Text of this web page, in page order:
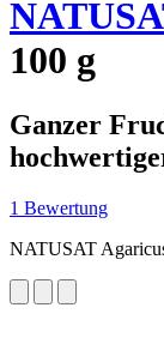
100 g
Ganzer
1 Bewertung
NATUSAT